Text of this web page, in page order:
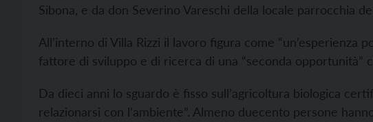
Sibona, e da don Severino Vareschi della locale parrocchia
All’interno di Villa Rizzi il lavoro figura come “un’esperienza
fattore di sviluppo e di ricerca di una “seconda opportunità”
Da dieci anni lo sguardo è fisso sull’agricoltura biologica
relazionarsi con l’ambiente”. Almeno duecento persone